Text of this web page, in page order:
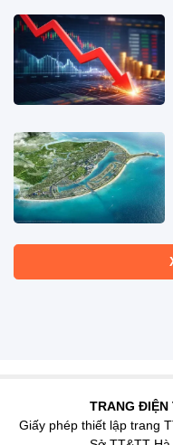
TRANG ĐIỆN
Giấy phép thiết lập trang